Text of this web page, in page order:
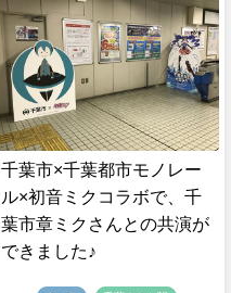
千葉市×千葉都市モノレー
ル×初音ミクコラボで、千
葉市章ミクさんとの共演が
できました♪